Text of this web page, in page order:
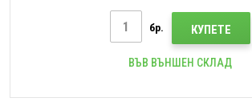
бр. КУПЕТЕ
ВЪВ ВЪНШЕН СКЛАД